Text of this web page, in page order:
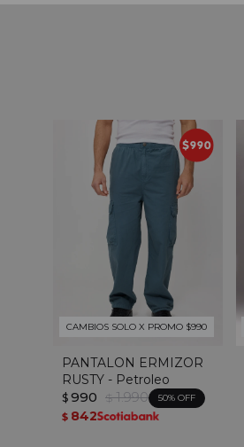
CAMBIOS SOLO X PROMO $990
PANTALON ERMIZOR
RUSTY - Petroleo
$ 990 $ 1.990 50
$ 842